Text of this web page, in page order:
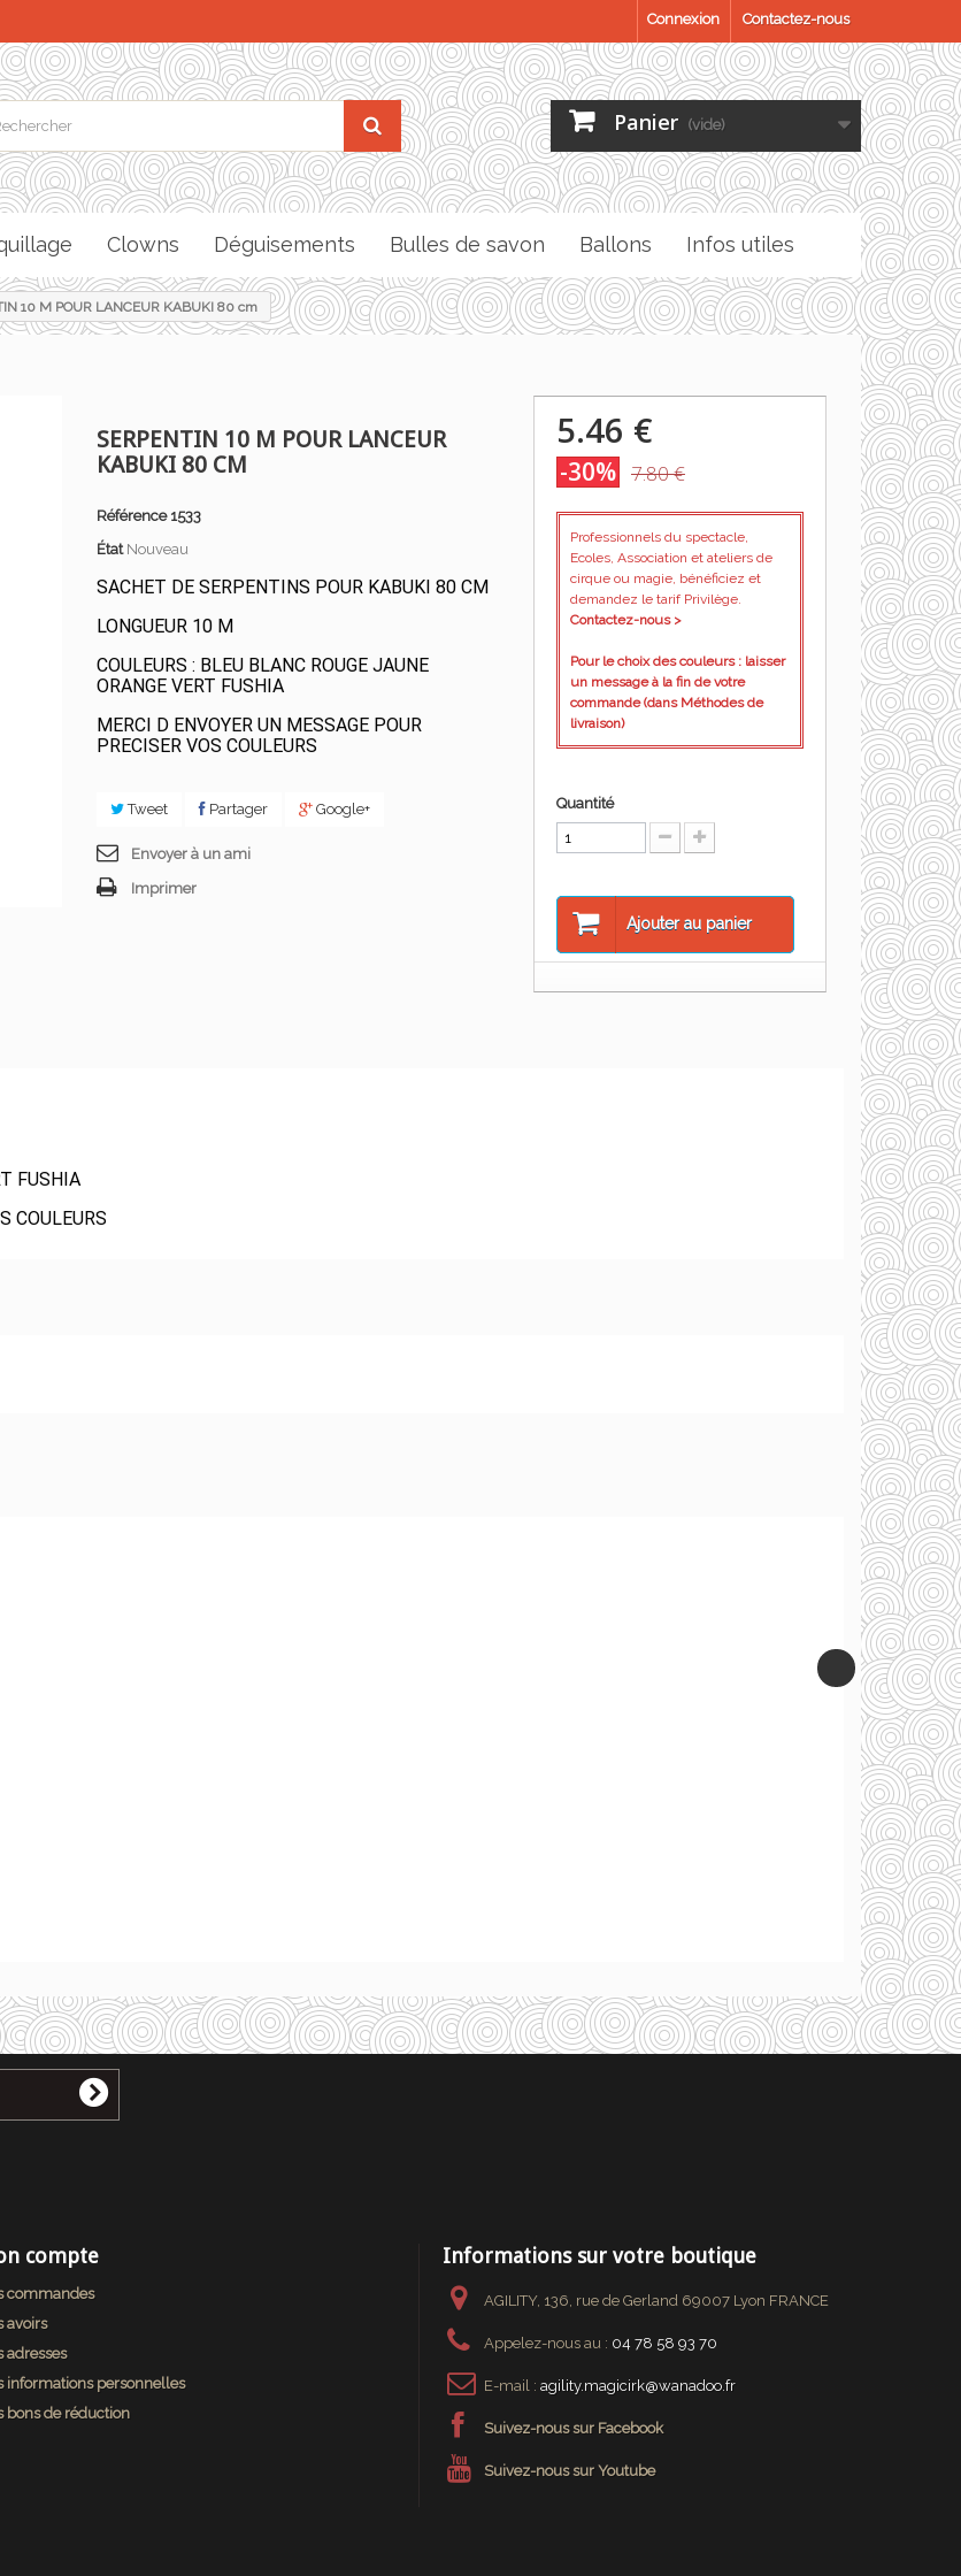
Contactez-nous
Connexion
Panier (vide)
Clowns Déguisements Bulles de savon Ballons Infos utiles
10 M POUR LANCEUR KABUKI 80 cm
SERPENTIN 10 M POUR LANCEUR
KABUKI 80 CM
Référence 1533
État Nouveau
SACHET DE SERPENTINS POUR KABUKI 80 CM
LONGUEUR 10 M
COULEURS : BLEU BLANC ROUGE JAUNE
ORANGE VERT FUSHIA
MERCI D ENVOYER UN MESSAGE POUR
PRECISER VOS COULEURS
Tweet Partager Google+
Envoyer à un ami
Imprimer
5.46 €
-30% 7.80 €
Professionnels du spectacle,
Ecoles, Association et ateliers de
cirque ou magie, bénéficiez et
demandez le tarif Privilège.
Contactez-nous >
Pour le choix des couleurs : laisser
un message à la fin de votre
commande (dans Méthodes de
livraison)
Quantité
Ajouter au panier
FUSHIA
COULEURS
compte
commandes
avoirs
adresses
informations personnelles
bons de réduction
Informations sur votre boutique
AGILITY, 136, rue de Gerland 69007 Lyon FRANCE
Appelez-nous au : 04 78 58 93 70
E-mail : agility.magicirk@wanadoo.fr
Suivez-nous sur Facebook
Suivez-nous sur Youtube